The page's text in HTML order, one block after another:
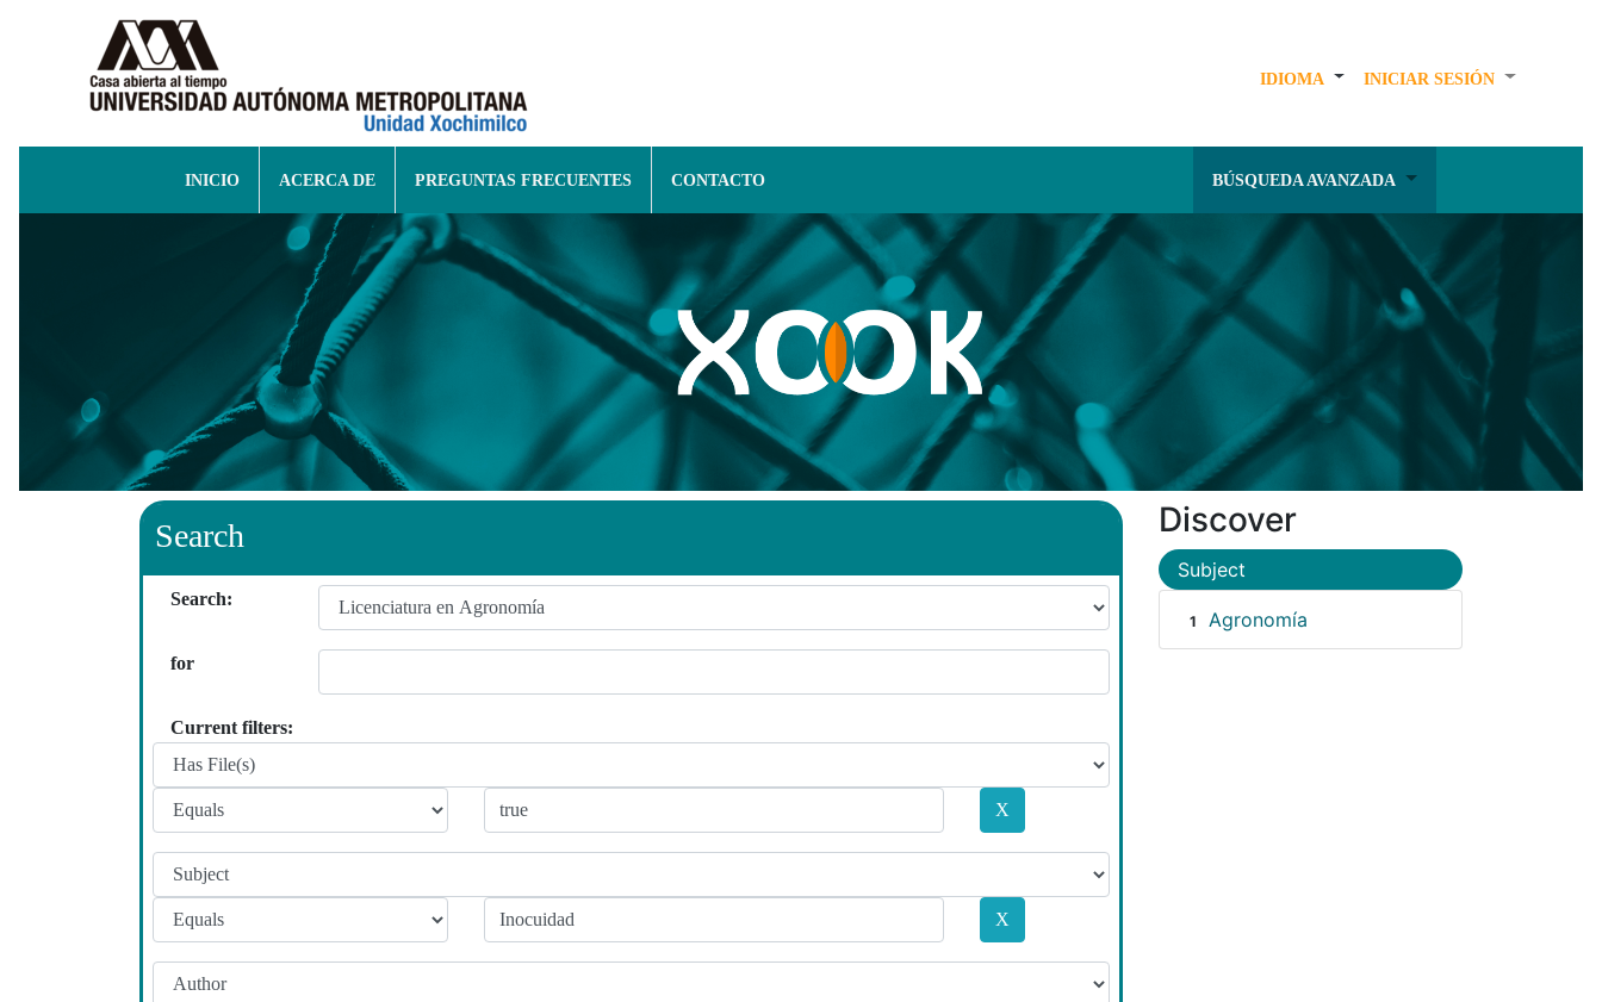
IDIOMA INICIAR SESIÓN
INICIO ACERCA DE PREGUNTAS FRECUENTES CONTACTO BÚSQUEDA AVANZADA
Search
Search:
for
Current filters:
Discover
Subject
1 Agronomía